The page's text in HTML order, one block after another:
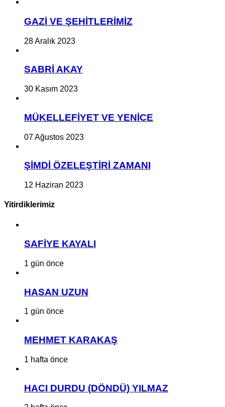
GAZİ VE ŞEHİTLERİMİZ
28 Aralık 2023
SABRİ AKAY
30 Kasım 2023
MÜKELLEFİYET VE YENİCE
07 Ağustos 2023
ŞİMDİ ÖZELEŞTİRİ ZAMANI
12 Haziran 2023
Yitirdiklerimiz
SAFİYE KAYALI
1 gün önce
HASAN UZUN
1 gün önce
MEHMET KARAKAŞ
1 hafta önce
HACI DURDU (DÖNDÜ) YILMAZ